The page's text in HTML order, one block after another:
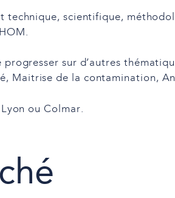
technique, scientifique,
sur d’autres
Maitrise de la contamination,
ou Colmar.